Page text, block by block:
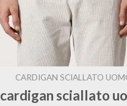
CARDIGAN SCIALLATO
cardigan sciallato